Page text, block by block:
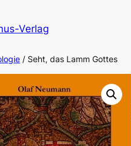
Verlag
/ Seht, das Lamm Gottes